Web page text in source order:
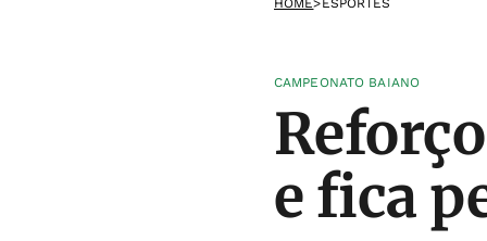
HOME> ESPORTES
CAMPEONATO BAIANO
e fica